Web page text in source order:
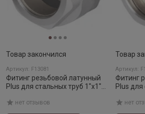
Товар закончился
Артикул: F13081
Фитинг резьбовой латунный
Plus для стальных труб 1"х1"
нет отзывов
Товар
Артикул:
Фитинг
Plus для
нет